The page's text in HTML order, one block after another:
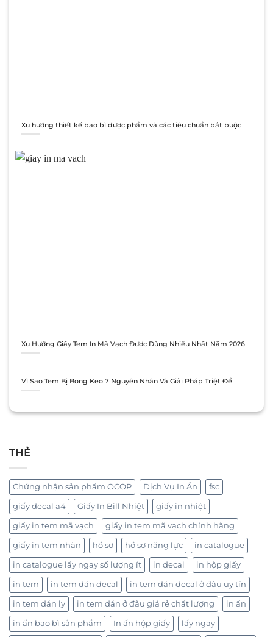
Xu hướng thiết kế bao bì dược phẩm và các tiêu chuẩn bắt buộc
Xu Hướng Giấy Tem In Mã Vạch Được Dùng Nhiều Nhất Năm 2026
Vì Sao Tem Bị Bong Keo 7 Nguyên Nhân Và Giải Pháp Triệt Để
THẺ
Chứng nhận sản phẩm OCOP Dịch Vụ In Ấn fsc
giấy decal a4 Giấy In Bill Nhiệt giấy in nhiệt
giấy in tem mã vạch giấy in tem mã vạch chính hãng
giấy in tem nhãn hồ sơ hồ sơ năng lực in catalogue
in catalogue lấy ngay số lượng ít in decal in hộp giấy
in tem in tem dán decal in tem dán decal ở đâu uy tín
in tem dán ly in tem dán ở đâu giá rẻ chất lượng in ấn
in ấn bao bì sản phẩm In ấn hộp giấy lấy ngay